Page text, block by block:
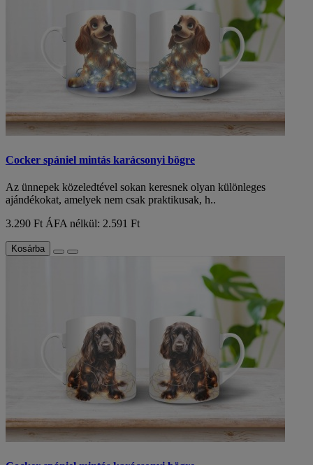
Cocker spániel mintás karácsonyi bögre
Az ünnepek közeledtével sokan keresnek olyan különleges
ajándékokat, amelyek nem csak praktikusak, h..
3.290 Ft ÁFA nélkül: 2.591 Ft
Kosárba